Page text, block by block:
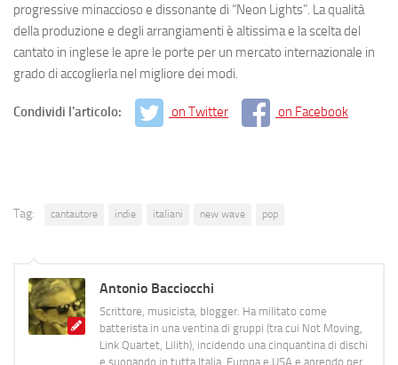
progressive minaccioso e dissonante di “Neon Lights”. La qualità
della produzione e degli arrangiamenti è altissima e la scelta del
cantato in inglese le apre le porte per un mercato internazionale in
grado di accoglierla nel migliore dei modi.
Condividi l'articolo: on Twitter on Facebook
Tag: cantautore indie italiani new wave pop
Antonio Bacciocchi
Scrittore, musicista, blogger. Ha militato come
batterista in una ventina di gruppi (tra cui Not Moving,
Link Quartet, Lilith), incidendo una cinquantina di dischi
e suonando in tutta Italia, Europa e USA e aprendo per